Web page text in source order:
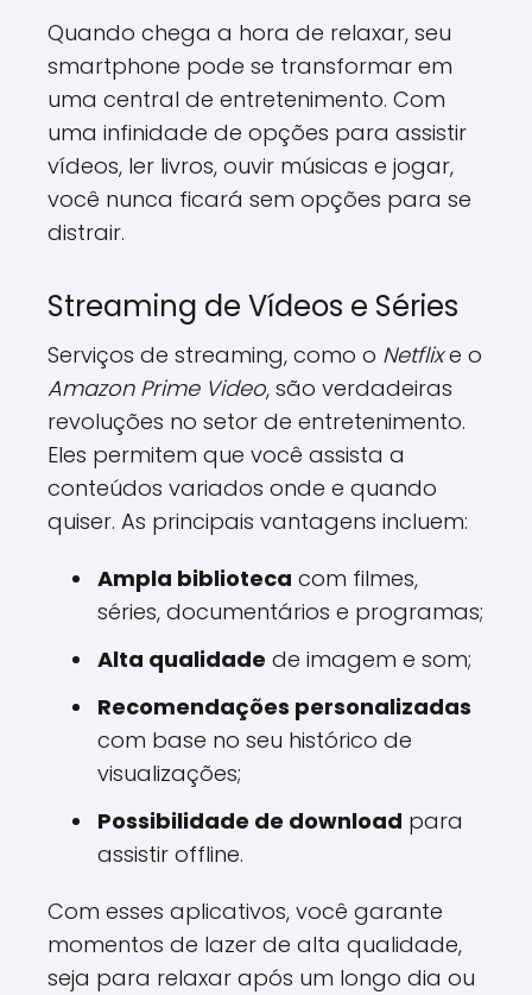
Quando chega a hora de relaxar, seu
smartphone pode se transformar em
uma central de entretenimento. Com
uma infinidade de opções para assistir
vídeos, ler livros, ouvir músicas e jogar,
você nunca ficará sem opções para se
distrair.
Streaming de Vídeos e Séries
Serviços de streaming, como o Netflixe o
Amazon Prime Video, são verdadeiras
revoluções no setor de entretenimento.
Eles permitem que você assista a
conteúdos variados onde e quando
quiser. As principais vantagens incluem:
Ampla biblioteca com filmes,
séries, documentários e programas;
Alta qualidade de imagem e som;
Recomendações personalizadas
com base no seu histórico de
visualizações;
Possibilidade de download para
assistir offline.
Com esses aplicativos, você garante
momentos de lazer de alta qualidade,
seja para relaxar após um longo dia ou